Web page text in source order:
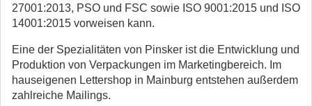
27001:2013, PSO und FSC sowie ISO 9001:2015 und ISO
14001:2015 vorweisen kann.
Eine der Spezialitäten von Pinsker ist die Entwicklung und
Produktion von Verpackungen im Marketingbereich. Im
hauseigenen Lettershop in Mainburg entstehen außerdem
zahlreiche Mailings.